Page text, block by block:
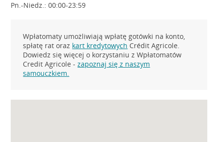
Pn.-Niedz.: 00:00-23:59
Wpłatomaty umożliwiają wpłatę gotówki na konto,
spłatę rat oraz kart kredytowych Crédit Agricole.
Dowiedz się więcej o korzystaniu z Wpłatomatów
Credit Agricole -zapoznaj się z naszym
samouczkiem.